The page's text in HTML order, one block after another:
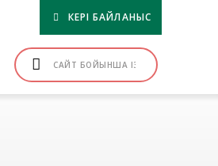
КЕРІ БАЙЛАНЫС